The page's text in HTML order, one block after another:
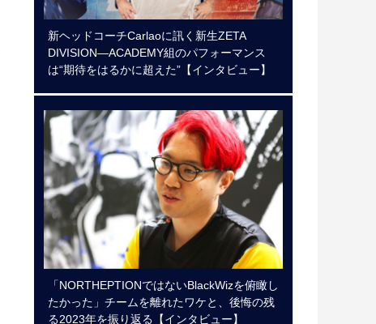
新ヘッドコーチCarlaoに訊く新生ZETA
DIVISION―ACADEMY組のパフォーマンス
は“期待をはるかに超えた”【インタビュー】
「NORTHEPTIONではないBlackWizを俯瞰し
たかった」チームを離れたワケと、後悔の残
る2023年を振り返る【インタビュー】